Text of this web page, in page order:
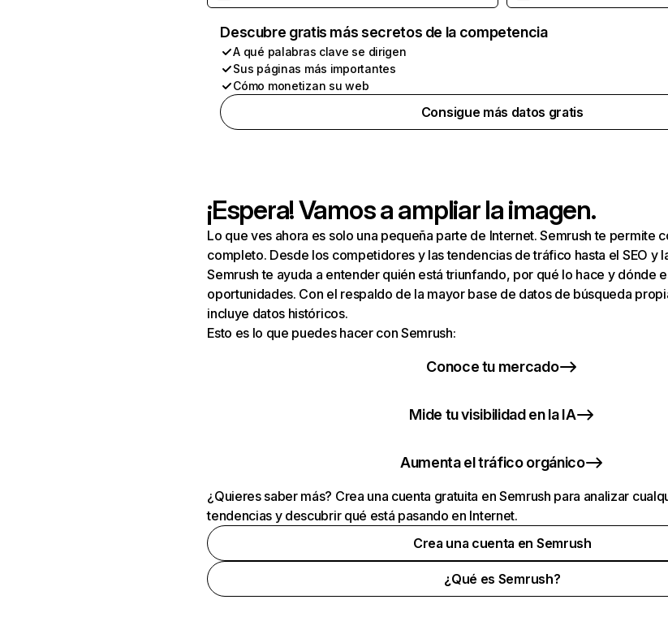
Descubre gratis más secretos de la competencia
A qué palabras clave se dirigen
Sus páginas más importantes
Cómo monetizan su web
Consigue más datos gratis
¡Espera! Vamos a ampliar la imagen.
Lo que ves ahora es solo una pequeña parte de Internet. Semrush te permite
completo. Desde los competidores y las tendencias de tráfico hasta el SEO y
Semrush te ayuda a entender quién está triunfando, por qué lo hace y dónde
oportunidades. Con el respaldo de la mayor base de datos de búsqueda
incluye datos históricos.
Esto es lo que puedes hacer con Semrush:
Conoce tu mercado
Mide tu visibilidad en la IA
Aumenta el tráfico orgánico
¿Quieres saber más? Crea una cuenta gratuita en Semrush para analizar
tendencias y descubrir qué está pasando en Internet.
Crea una cuenta en Semrush
¿Qué es Semrush?